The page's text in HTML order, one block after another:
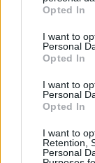
grant or deny
use your data
consent section.
Opted In
I want to
Personal
Opted In
I want to
Personal
Opted In
I want to
Retention,
Personal
Stadion
Olvastad